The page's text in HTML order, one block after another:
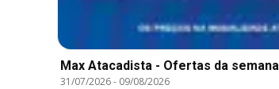
Max Atacadista - Ofertas da semana
31/07/2026- 09/08/2026